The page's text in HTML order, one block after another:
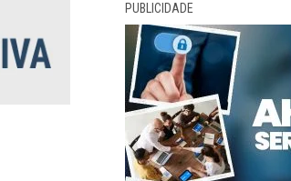
PUBLICIDADE